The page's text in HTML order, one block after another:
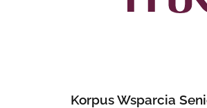
Korpus Wsparcia